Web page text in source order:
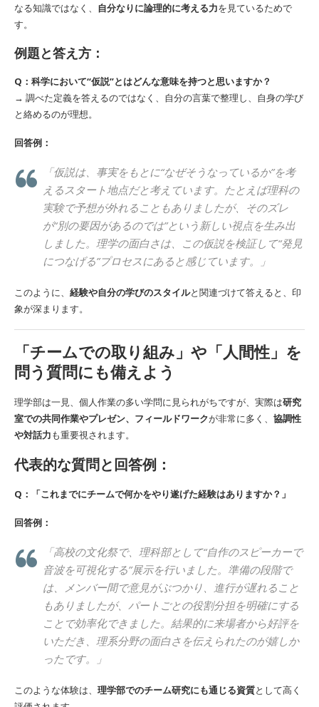
なる知識ではなく、 自分なりに論理的に考える力を見ているためで
す。
例題と答え方：
Q：科学において“仮説”とはどんな意味を持つと思いますか？
→ 調べた定義を答えるのではなく、自分の言葉で整理し、自身の学び
と絡めるのが理想。
回答例：
「仮説は、事実をもとに“なぜそうなっているか”を考
えるスタート地点だと考えています。たとえば理科の
実験で予想が外れることもありましたが、そのズレ
が“別の要因があるのでは”という新しい視点を生み出
しました。理学の面白さは、この仮説を検証して“発見
につなげる”プロセスにあると感じています。」
このように、 経験や自分の学びのスタイルと関連づけて答えると、印
象が深まります。
「チームでの取り組み」や「人間性」を
問う質問にも備えよう
理学部は一見、個人作業の多い学問に見られがちですが、実際は研究
室での共同作業やプレゼン、フィールドワークが非常に多く、 協調性
や対話力も重要視されます。
代表的な質問と回答例：
Q：「これまでにチームで何かをやり遂げた経験はありますか？」
回答例：
「高校の文化祭で、理科部として“自作のスピーカーで
音波を可視化する”展示を行いました。準備の段階で
は、メンバー間で意見がぶつかり、進行が遅れること
もありましたが、パートごとの役割分担を明確にする
ことで効率化できました。結果的に来場者から好評を
いただき、理系分野の面白さを伝えられたのが嬉しか
ったです。」
このような体験は、 理学部でのチーム研究にも通じる資質として高く